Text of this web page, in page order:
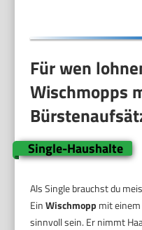
Für wen
Wischmopps
Single-Haushalte
Als Single brauchst du
EinWischmopp mit
sinnvoll sein. Er nimmt